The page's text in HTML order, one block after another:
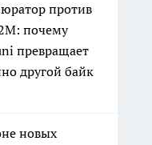
против
почему
превращает
другой байк
новых